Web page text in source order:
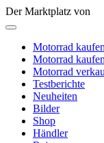
Der Marktplatz von
Motorrad kaufen
Motorrad kaufen
Motorrad
Testberichte
Neuheiten
Bilder
Shop
Händler